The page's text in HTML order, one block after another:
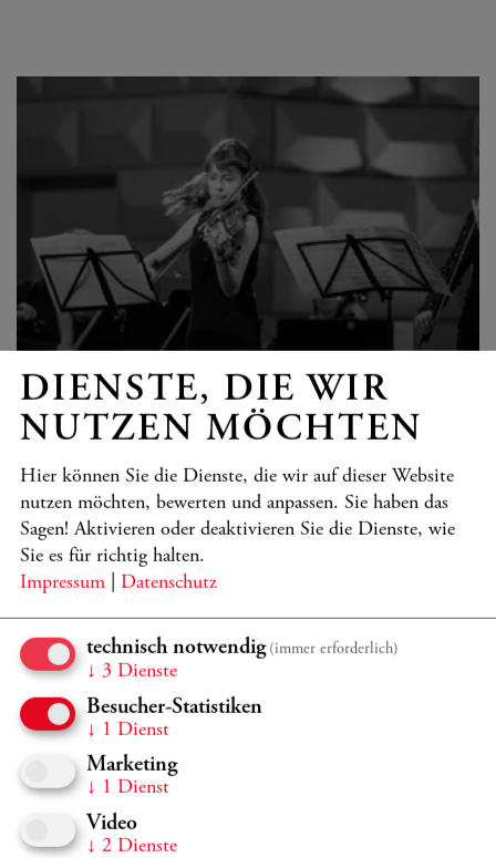
Kronberg Academy on Tour
Nicht nur individuell konzertieren unsere Studierenden in
den bedeutendsten Konzertsälen weltweit, sondern auch
im Academy-Verbund – und tragen so den besonderen
„Spirit“ der Academy in die Welt.
MEHR
DIENSTE, DIE WIR
NUTZEN MÖCHTEN
Hier können Sie die Dienste, die wir auf dieser Website
nutzen möchten, bewerten und anpassen. Sie haben das
Sagen! Aktivieren oder deaktivieren Sie die Dienste, wie
Sie es für richtig halten.
Impressum
Datenschutz
technisch notwendig (immer erforderlich)
↓ 3 Dienste
Besucher-Statistiken
↓ 1 Dienst
Marketing
↓ 1 Dienst
Video
↓ 2 Dienste